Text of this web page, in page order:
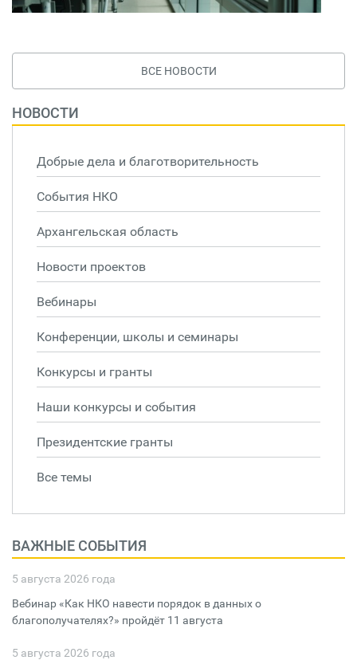
ВСЕ НОВОСТИ
НОВОСТИ
Добрые дела и благотворительность
События НКО
Архангельская область
Новости проектов
Вебинары
Конференции, школы и семинары
Конкурсы и гранты
Наши конкурсы и события
Президентские гранты
Все темы
ВАЖНЫЕ СОБЫТИЯ
5 августа 2026 года
Вебинар «Как НКО навести порядок в данных о
благополучателях?» пройдёт 11 августа
5 августа 2026 года